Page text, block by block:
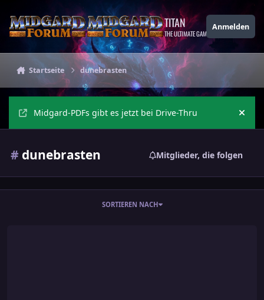
TITAN
THE ULTIMATE GAMING THEME
Anmelden
Startseite dunebrasten
Midgard-PDFs gibt es jetzt bei Drive-Thru
# dunebrasten Mitglieder, die folgen
SORTIEREN NACH